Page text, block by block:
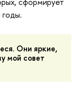
годы.
Они яркие,
мой совет